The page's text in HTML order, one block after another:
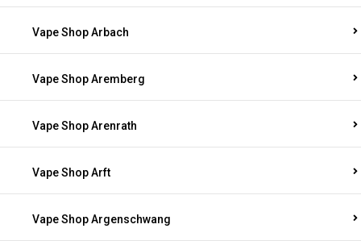
Vape Shop Arbach
Vape Shop Aremberg
Vape Shop Arenrath
Vape Shop Arft
Vape Shop Argenschwang